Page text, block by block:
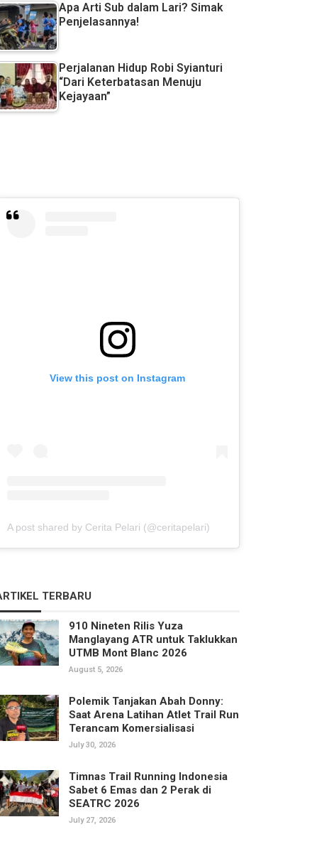
Apa Arti Sub dalam Lari? Simak
Penjelasannya!
Perjalanan Hidup Robi Syianturi
“Dari Keterbatasan Menuju
Kejayaan”
View this post on Instagram
A post shared by Cerita Pelari (@ceritapelari)
TERBARU
910 Nineten Rilis Yuza
Manglayang ATR untuk Taklukkan
UTMB Mont Blanc 2026
August 5, 2026
Polemik Tanjakan Abah Donny:
Saat Arena Latihan Atlet Trail Run
Terancam Komersialisasi
July 30, 2026
Timnas Trail Running Indonesia
Sabet 6 Emas dan 2 Perak di
SEATRC 2026
July 27, 2026